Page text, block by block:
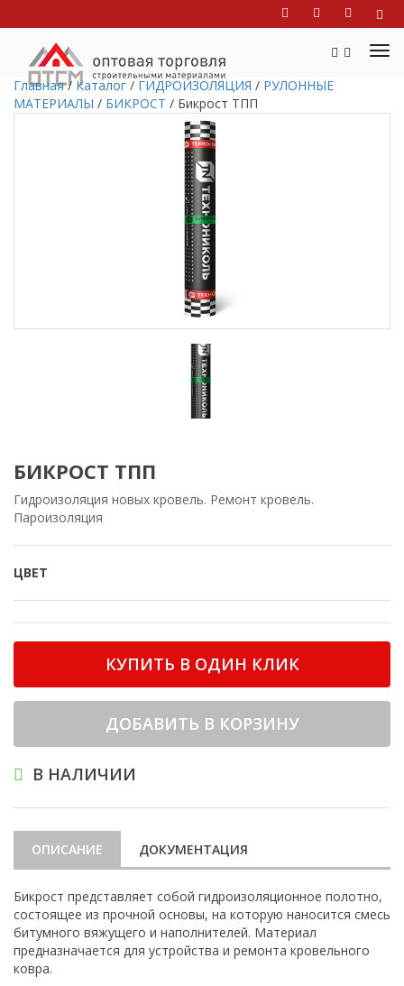
Главная /Каталог / ГИДРОИЗОЛЯЦИЯ / РУЛОННЫЕ
МАТЕРИАЛЫ / БИКРОСТ / Бикрост ТПП
БИКРОСТ ТПП
Гидроизоляция новых кровель. Ремонт кровель.
Пароизоляция
ЦВЕТ
КУПИТЬ В ОДИН КЛИК
ДОБАВИТЬ В КОРЗИНУ
В НАЛИЧИИ
ОПИСАНИЕ ДОКУМЕНТАЦИЯ
Бикрост представляет собой гидроизоляционное полотно,
состоящее из прочной основы, на которую наносится смесь
битумного вяжущего и наполнителей. Материал
предназначается для устройства и ремонта кровельного
ковра.